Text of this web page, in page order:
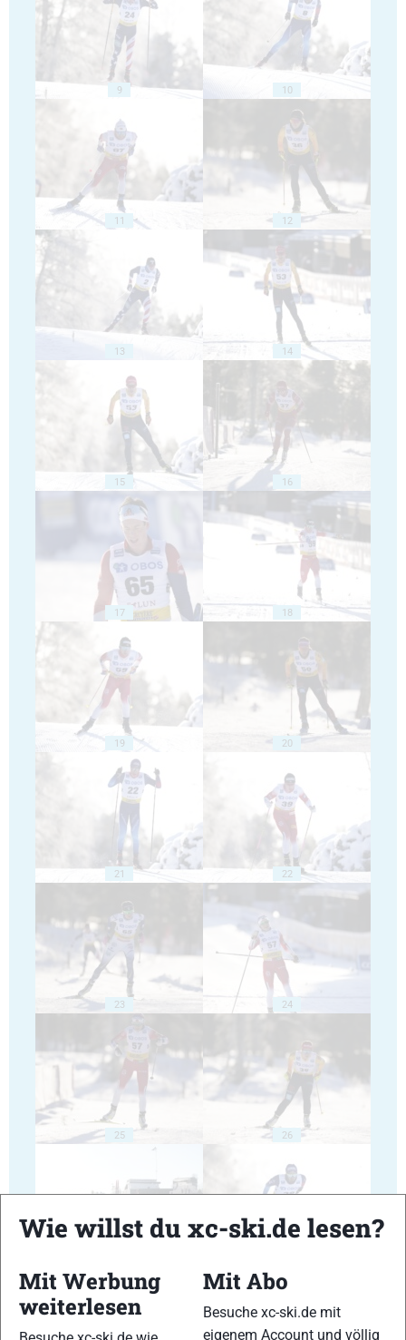
9 10
11 12
13 14
15 16
17 18
19 20
21 22
23 24
25 26
Wie willst du xc-ski.de lesen?
Mit Werbung
weiterlesen
Mit Abo
Besuche xc-ski.de mit
eigenem Account und völlig